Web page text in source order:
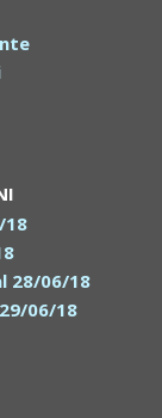
18
28/06/18
06/18